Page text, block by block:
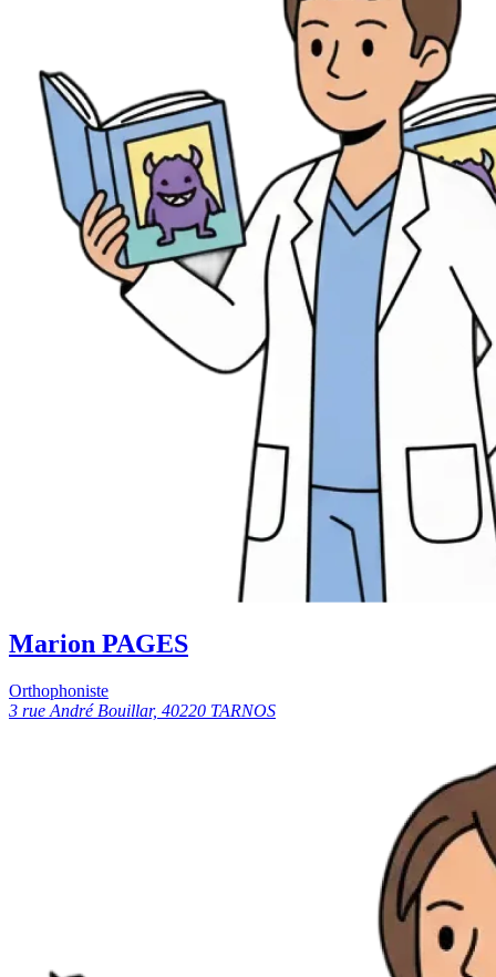
Marion PAGES
Orthophoniste
3 rue André Bouillar, 40220 TARNOS